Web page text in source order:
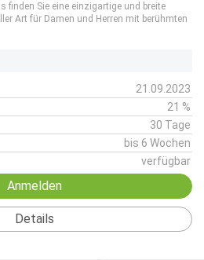
finden Sie eine einzigartige und breite
Art für Damen und Herren mit berühmten
21.09.2023
21 %
30 Tage
bis 6 Wochen
verfügbar
Anmelden
Details